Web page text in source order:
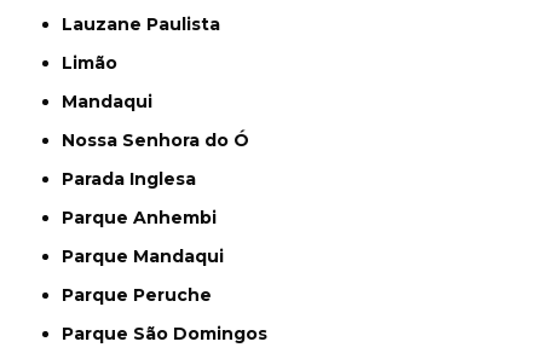
Lauzane Paulista
Limão
Mandaqui
Nossa Senhora do Ó
Parada Inglesa
Parque Anhembi
Parque Mandaqui
Parque Peruche
Parque São Domingos